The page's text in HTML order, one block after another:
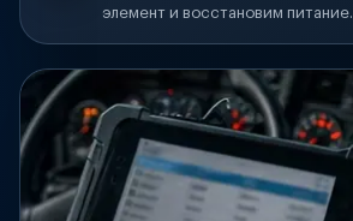
элемент и восстановим питание.